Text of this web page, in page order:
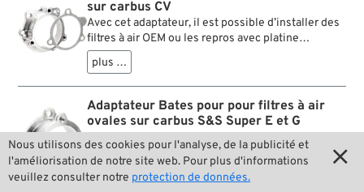
Nous utilisons des cookies pour l'analyse, de la publicité et
l'améliorisation de notre site web. Pour plus d'informations
veuillez consulter notre protection de données.

amateurs de performance devraient donc prendre
ceci en considération.
sur carbus CV
Avec cet adaptateur, il est possible d’installer des
filtres à air OEM ou les repros avec platine
d’embase déportée en un tour de main. Il est tout
au moins conçu pour cela, mais vous pouvez bien
sûr vous en servir pour monter n'importe quel
filtre à air, cache carbu ou écope d'air avec schéma
des vis Tillotson, Bendix ou Keihin. Utile aussi
avec les réservoirs larges ou rabaissés, comme il
positionne le filtre à air à 21 mm plus à la droite.
plus …
Adaptateur Bates pour pour filtres à air
ovales sur carbus S&S Super E et G
Et si on donnait un peu de style classique de la
Factory à son carbu S&S Super E ou G ? Avec cet
adaptateur, il est possible d’installer des filtres à
air OEM ou les repros avec platine d’embase
plus …